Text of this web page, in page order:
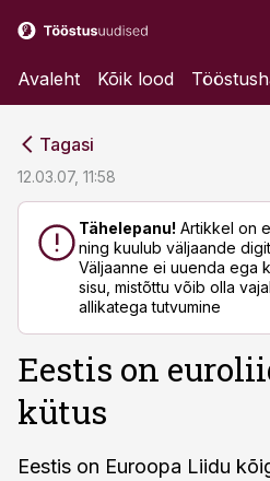
Avaleht Kõik lood
Tagasi
12.03.07, 11:58
Tähelepanu! Artikkel on
ning kuulub väljaande
Väljaanne ei uuenda ega
sisu, mistõttu võib olla
allikatega tutvumine
Eestis on
kütus
Eestis on Euroopa Liidu